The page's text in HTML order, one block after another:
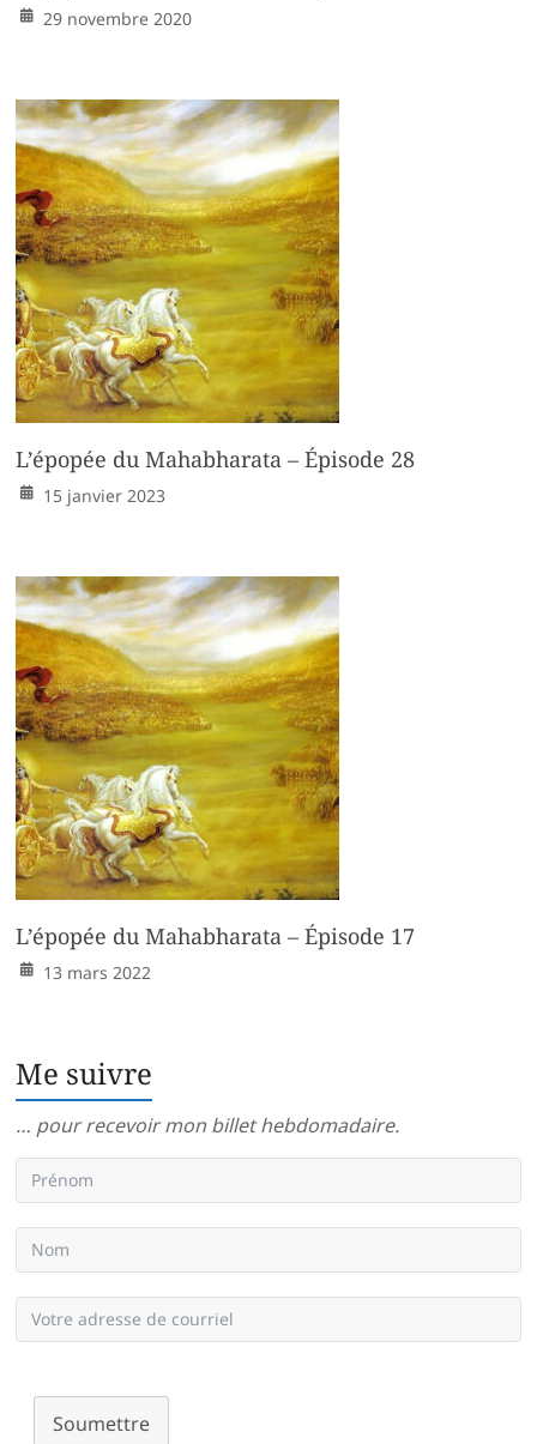
29 novembre 2020
L’épopée du Mahabharata – Épisode 28
15 janvier 2023
L’épopée du Mahabharata – Épisode 17
13 mars 2022
Me suivre
… pour recevoir mon billet hebdomadaire.
Soumettre